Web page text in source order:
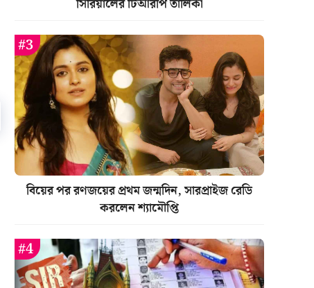
সিরিয়ালের টিআরপি তালিকা
বিয়ের পর রণজয়ের প্রথম জন্মদিন, সারপ্রাইজ রেডি
করলেন শ্যামৌপ্তি